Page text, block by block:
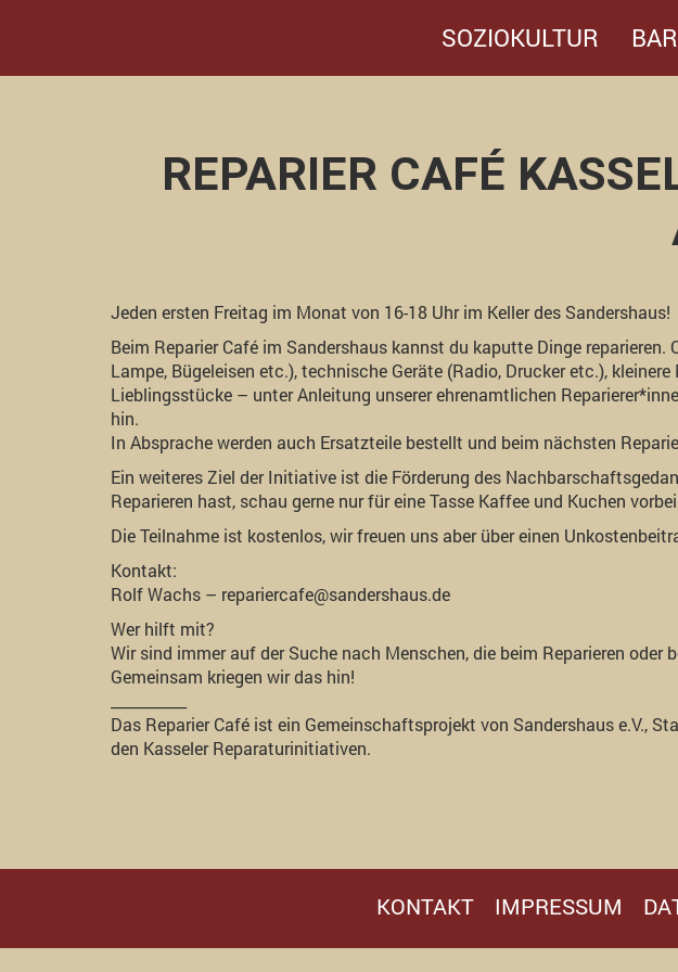
SOZIOKULTUR BAR
REPARIER CAFÉ
Jeden ersten Freitag im Monat von 16-18 Uhr im Keller des Sandershaus!
Beim Reparier Café im Sandershaus kannst du kaputte Dinge reparieren.
Lampe, Bügeleisen etc.), technische Geräte (Radio, Drucker etc.), kleinere
Lieblingsstücke – unter Anleitung unserer ehrenamtlichen
hin.
In Absprache werden auch Ersatzteile bestellt und beim nächsten
Ein weiteres Ziel der Initiative ist die Förderung des
Reparieren hast, schau gerne nur für eine Tasse Kaffee und Kuchen
Die Teilnahme ist kostenlos, wir freuen uns aber über einen
Kontakt:
Rolf Wachs – repariercafe@sandershaus.de
Wer hilft mit?
Wir sind immer auf der Suche nach Menschen, die beim Reparieren oder
Gemeinsam kriegen wir das hin!
Das Reparier Café ist ein Gemeinschaftsprojekt von Sandershaus e.V.,
den Kasseler Reparaturinitiativen.
KONTAKT IMPRESSUM